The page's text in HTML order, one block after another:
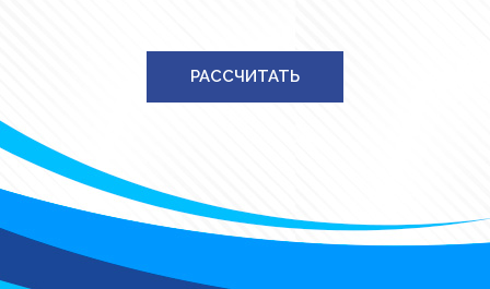
РАССЧИТАТЬ